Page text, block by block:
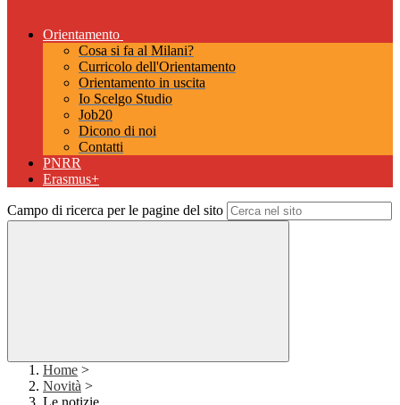
Orientamento
Cosa si fa al Milani?
Curricolo dell'Orientamento
Orientamento in uscita
Io Scelgo Studio
Job20
Dicono di noi
Contatti
PNRR
Erasmus+
Campo di ricerca per le pagine del sito
Home >
Novità >